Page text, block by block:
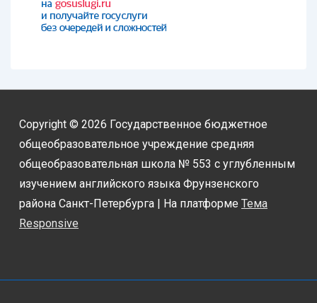
Copyright © 2026 Государственное бюджетное
общеобразовательное учреждение средняя
общеобразовательная школа № 553 с углубленным
изучением английского языка Фрунзенского
района Санкт-Петербурга | На платформе Тема
Responsive